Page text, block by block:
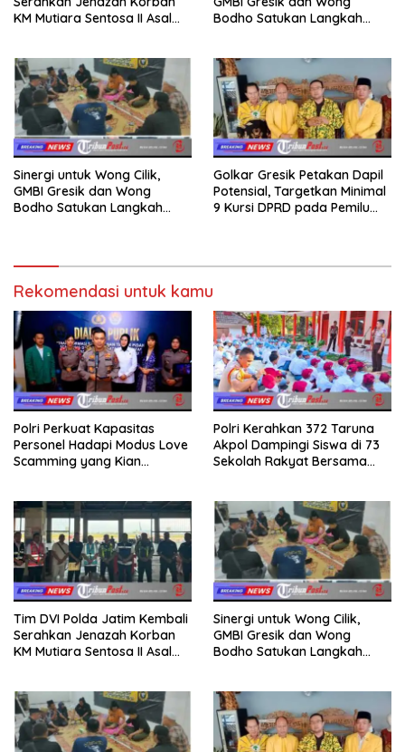
KM Mutiara Sentosa II Asal
Bodho Satukan Langkah
Sinergi untuk Wong Cilik,
GMBI Gresik dan Wong
Bodho Satukan Langkah
Golkar Gresik Petakan Dapil
Potensial, Targetkan Minimal
9 Kursi DPRD pada Pemilu
Rekomendasi untuk kamu
Polri Perkuat Kapasitas
Personel Hadapi Modus Love
Scamming yang Kian
Polri Kerahkan 372 Taruna
Akpol Dampingi Siswa di 73
Sekolah Rakyat Bersama
Tim DVI Polda Jatim Kembali
Serahkan Jenazah Korban
KM Mutiara Sentosa II Asal
Sinergi untuk Wong Cilik,
GMBI Gresik dan Wong
Bodho Satukan Langkah